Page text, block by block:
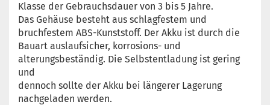
Klasse der Gebrauchsdauer von 3 bis 5 Jahre.
Das Gehäuse besteht aus schlagfestem und
bruchfestem ABS-Kunststoff. Der Akku ist durch die
Bauart auslaufsicher, korrosions- und
alterungsbeständig. Die Selbstentladung ist gering
und
dennoch sollte der Akku bei längerer Lagerung
nachgeladen werden.